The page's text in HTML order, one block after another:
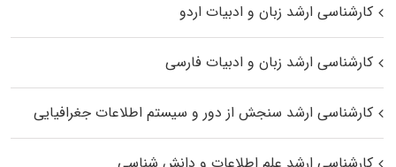
کارشناسی ارشد زبان و ادبیات اردو
کارشناسی ارشد زبان و ادبیات فارسی
کارشناسی ارشد سنجش از دور و سیستم اطلاعات جغرافیایی